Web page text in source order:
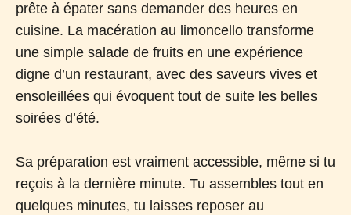
prête à épater sans demander des heures en
cuisine. La macération au limoncello transforme
une simple salade de fruits en une expérience
digne d’un restaurant, avec des saveurs vives et
ensoleillées qui évoquent tout de suite les belles
soirées d’été.
Sa préparation est vraiment accessible, même si tu
reçois à la dernière minute. Tu assembles tout en
quelques minutes, tu laisses reposer au